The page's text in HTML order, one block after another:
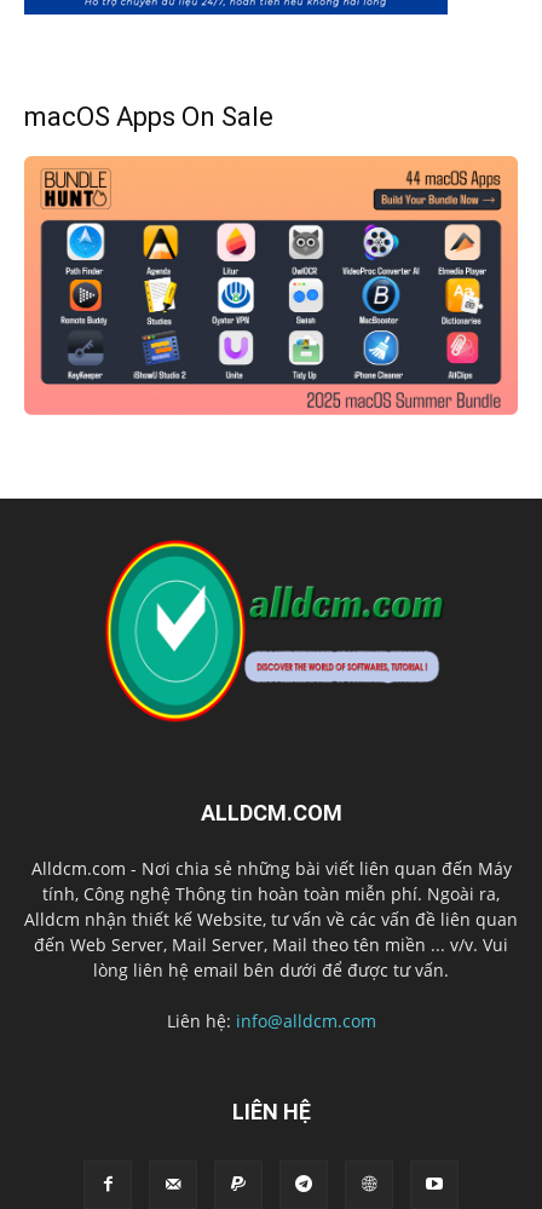
macOS Apps On Sale
ALLDCM.COM
Alldcm.com - Nơi chia sẻ những bài viết liên quan đến Máy
tính, Công nghệ Thông tin hoàn toàn miễn phí. Ngoài ra,
Alldcm nhận thiết kế Website, tư vấn về các vấn đề liên quan
đến Web Server, Mail Server, Mail theo tên miền ... v/v. Vui
lòng liên hệ email bên dưới để được tư vấn.
Liên hệ: info@alldcm.com
LIÊN HỆ